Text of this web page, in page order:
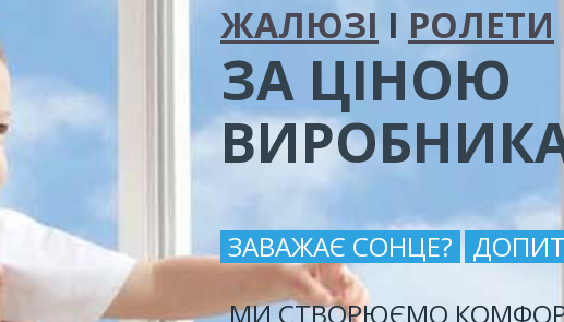
ЖАЛЮЗІ І РОЛЕТИ
ЗА ЦІНОЮ
ЗАВАЖАЄ СОНЦЕ?
МИ СТВОРЮЄМО